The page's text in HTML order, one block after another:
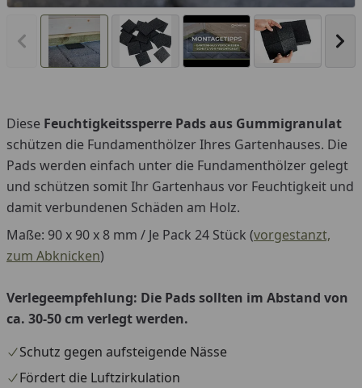
Vorheriges Bild anzeigen
Diese Feuchtigkeitssperre Pads aus Gummigranulat
schützen die Fundamenthölzer Ihres Gartenhauses. Die
Pads werden einfach unter die Fundamenthölzer gelegt
und schützen somit Ihr Gartenhaus vor Feuchtigkeit und
damit verbundenen Schäden am Holz.
Maße: 90 x 90 x 8 mm / Je Pack 24 Stück (vorgestanzt,
zum Abknicken)
Verlegeempfehlung: Die Pads sollten im Abstand von
ca. 30-50 cm verlegt werden.
Schutz gegen aufsteigende Nässe
Fördert die Luftzirkulation